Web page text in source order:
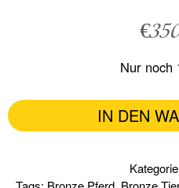
€
Nur noch
IN DEN